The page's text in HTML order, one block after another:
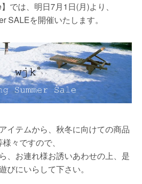
では、明日7月1日(月)より、
SALEを開催いたします。
イテムから、秋冬に向けての商品
様々ですので、
、お連れ様お誘いあわせの上、是
びにいらして下さい。